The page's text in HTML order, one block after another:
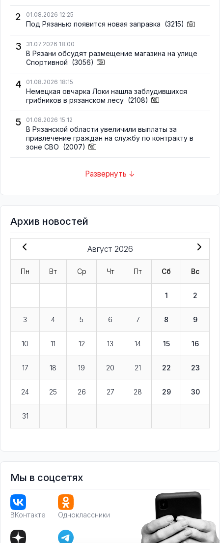
2 01.08.2026 12:25
Под Рязанью появится новая заправка (3215)
3 31.07.2026 18:00
В Рязани обсудят размещение магазина на улице
Спортивной (3056)
4 01.08.2026 18:15
Немецкая овчарка Локи нашла заблудившихся
грибников в рязанском лесу (2108)
5 01.08.2026 15:12
В Рязанской области увеличили выплаты за
привлечение граждан на службу по контракту в
зоне СВО (2007)
Развернуть ↓
Архив новостей
Август 2026
Пн Вт Ср Чт Пт Сб Вс
1 2
3 4 5 6 7 8 9
10 11 12 13 14 15 16
17 18 19 20 21 22 23
24 25 26 27 28 29 30
31
Мы в соцсетях
ВКонтакте Одноклассники